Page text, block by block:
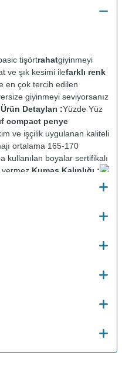
tişörtrahatgiyinmeyi
ve şık kesimi ilefarklı renk
en çok tercih edilen
giyinmeyi seviyorsanız
Ürün Detayları :Yüzde Yüz
compact penye
ve işçilik uygulanan kaliteli
ortalama 165-170
kullanılan boyalar sertifikalı
Kumaş Kalınlığı :